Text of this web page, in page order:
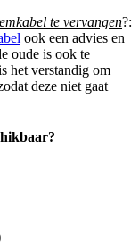
te vervangen?:
ook een advies en
oude is ook te
het verstandig om
deze niet gaat